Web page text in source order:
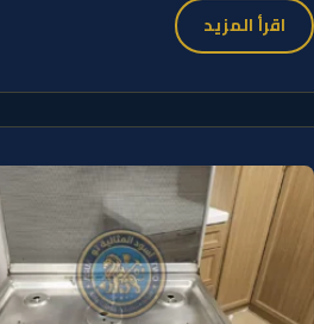
اقرأ المزيد